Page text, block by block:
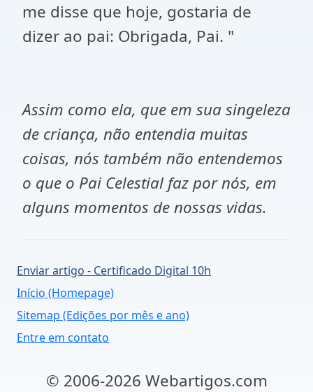
me disse que hoje, gostaria de
dizer ao pai: Obrigada, Pai. "
Assim como ela, que em sua singeleza
de criança, não entendia muitas
coisas, nós também não entendemos
o que o Pai Celestial faz por nós, em
alguns momentos de nossas vidas.
Enviar artigo - Certificado Digital 10h
Início (Homepage)
Sitemap (Edições por mês e ano)
Entre em contato
© 2006-2026 Webartigos.com